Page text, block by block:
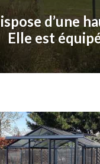
d’une
Elle est